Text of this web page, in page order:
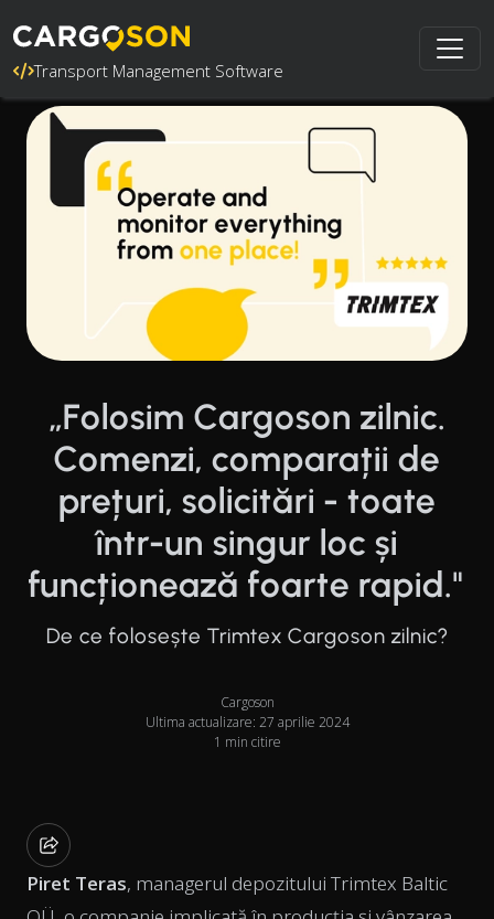
Transport Management Software
„Folosim Cargoson zilnic.
Comenzi, comparații de
prețuri, solicitări - toate
într-un singur loc și
funcționează foarte rapid."
De ce folosește Trimtex Cargoson zilnic?
Cargoson
Ultima actualizare: 27 aprilie 2024
1 min citire
Piret Teras, managerul depozitului Trimtex Baltic